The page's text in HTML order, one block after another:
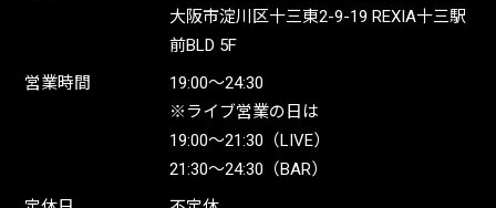
大阪市淀川区十三東2-9-19 REXIA十三駅
前BLD 5F
営業時間
19:00〜24:30
※ライブ営業の日は
19:00〜21:30（LIVE）
21:30〜24:30（BAR）